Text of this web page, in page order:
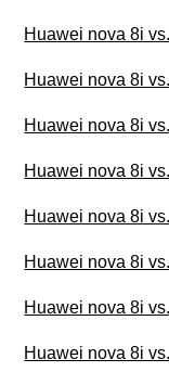
Huawei nova 8i
Huawei nova 8i
Huawei nova 8i
Huawei nova 8i
Huawei nova 8i
Huawei nova 8i
Huawei nova 8i
Huawei nova 8i